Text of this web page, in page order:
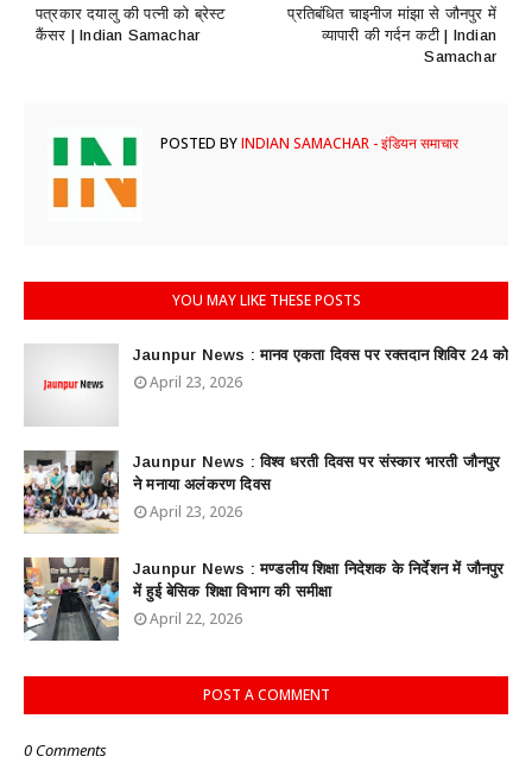
​प्रतिबंधित चाइनीज मांझा से जौनपुर में
व्यापारी की गर्दन कटी | Indian
Samachar
​पत्रकार दयालु की पत्नी को ब्रेस्ट
कैंसर | Indian Samachar
POSTED BYINDIAN SAMACHAR - इंडियन समाचार
YOU MAY LIKE THESE POSTS
Jaunpur News : ​मानव एकता दिवस पर रक्तदान शिविर 24 को
April 23, 2026
Jaunpur News : विश्व धरती दिवस पर संस्कार भारती जौनपुर
ने मनाया अलंकरण दिवस
April 23, 2026
Jaunpur News : ​मण्डलीय शिक्षा निदेशक के निर्देशन में जौनपुर
में हुई बेसिक शिक्षा विभाग की समीक्षा
April 22, 2026
POST A COMMENT
0 Comments